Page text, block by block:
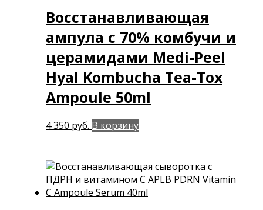
Восстанавливающая
ампула с 70% комбучи и
церамидами Medi-Peel
Hyal Kombucha Tea-Tox
Ampoule 50ml
4 350 руб. В корзину